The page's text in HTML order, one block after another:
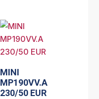
MINI
MP190VV.A
230/50 EUR